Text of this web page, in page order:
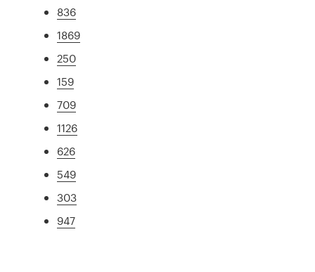
836
1869
250
159
709
1126
626
549
303
947